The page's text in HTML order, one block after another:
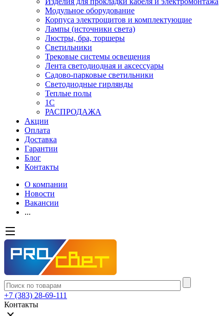
Модульное оборудование
Корпуса электрощитов и комплектующие
Лампы (источники света)
Люстры, бра, торшеры
Светильники
Трековые системы освещения
Лента светодиодная и аксессуары
Садово-парковые светильники
Светодиодные гирлянды
Теплые полы
1С
РАСПРОДАЖА
Акции
Оплата
Доставка
Гарантии
Блог
Контакты
О компании
Новости
Вакансии
...
+7 (383) 28-69-111
Контакты